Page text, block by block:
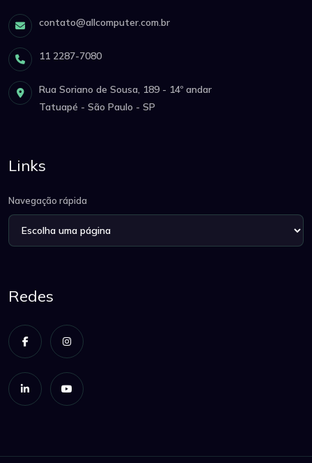
contato@allcomputer.com.br
11 2287-7080
Rua Soriano de Sousa, 189 - 14º andar
Tatuapé - São Paulo - SP
Links
Navegação rápida
Redes